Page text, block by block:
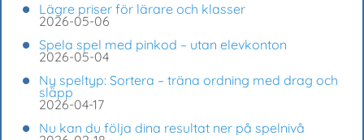
Lägre priser för lärare och klasser
2026-05-06
Spela spel med pinkod – utan elevkonton
2026-05-04
Ny speltyp: Sortera – träna ordning med drag och
släpp
2026-04-17
Nu kan du följa dina resultat ner på spelnivå